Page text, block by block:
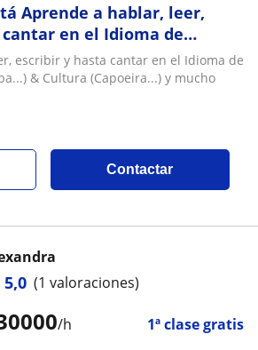
Aprende a hablar, leer,
en el Idioma de
& Cultura
más
escribir y hasta cantar en el Idioma de
& Cultura (Capoeira...) y mucho
Contactar
/h 1ª clase gratis
5,0 (1 valoraciones)